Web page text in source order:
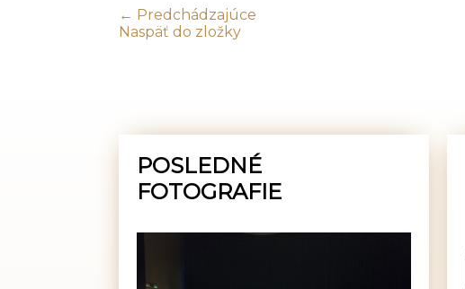
← Predchádzajúce
Naspäť do zložky
POSLEDNÉ
FOTOGRAFIE